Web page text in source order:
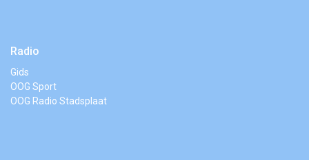
Radio
Gids
OOG Sport
OOG Radio Stadsplaat